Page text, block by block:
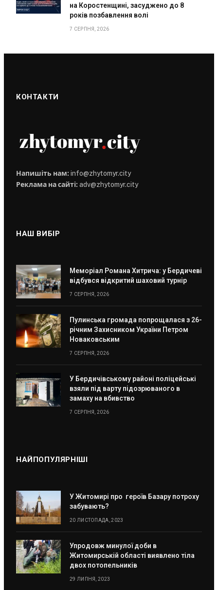
на Коростенщині, засуджено до 8
років позбавлення волі
7 СЕРПНЯ, 2026
КОНТАКТИ
Напишіть нам: info@zhytomyr.city
Реклама на сайті: adv@zhytomyr.city
НАШ ВИБІР
Меморіал Романа Хитрича: у Бердичеві
відбувся відкритий шаховий турнір
7 СЕРПНЯ, 2026
Пулинська громада попрощалася з 26-
річним Захисником України Петром
Новаковським
7 СЕРПНЯ, 2026
У Бердичівському районі поліцейські
взяли під варту підозрюваного в
замаху на вбивство
7 СЕРПНЯ, 2026
НАЙПОПУЛЯРНІШІ
У Житомирі про героїв Базару потроху
забувають?
20 ЛИСТОПАДА, 2023
Упродовж минулої доби в
Житомирській області виявлено тіла
двох потопельників
29 ЛИПНЯ, 2023